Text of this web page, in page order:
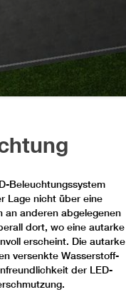
Beleuchtungssystem
Lage nicht über eine
an anderen abgelegenen
dort, wo eine autarke
erscheint. Die autarke
versenkte Wasserstoff-
der LED-